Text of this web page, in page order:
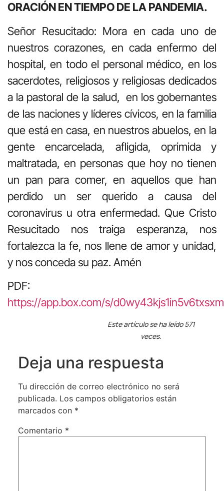
ORACIÓN EN TIEMPO DE LA PANDEMIA.
Señor Resucitado: Mora en cada uno de
nuestros corazones, en cada enfermo del
hospital, en todo el personal médico, en los
sacerdotes, religiosos y religiosas dedicados
a la pastoral de la salud, en los gobernantes
de las naciones y líderes cívicos, en la familia
que está en casa, en nuestros abuelos, en la
gente encarcelada, afligida, oprimida y
maltratada, en personas que hoy no tienen
un pan para comer, en aquellos que han
perdido un ser querido a causa del
coronavirus u otra enfermedad. Que Cristo
Resucitado nos traiga esperanza, nos
fortalezca la fe, nos llene de amor y unidad,
y nos conceda su paz. Amén
PDF:
https://app.box.com/s/
Este artículo se ha leído 571
veces.
Deja una respuesta
Tu dirección de correo electrónico no será
publicada. Los campos obligatorios están
marcados con *
Comentario *